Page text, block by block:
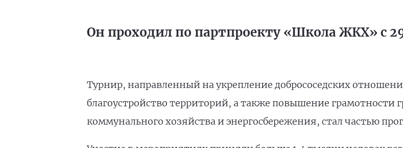
Он проходил по партпроекту «Школа ЖКХ» с
Турнир, направленный на укрепление добрососедских
благоустройство территорий, а также повышение
коммунального хозяйства и энергосбережения, стал частью